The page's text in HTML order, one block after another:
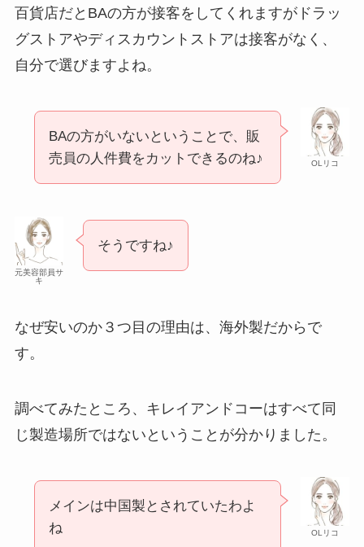
百貨店だとBAの方が接客をしてくれますがドラッ
グストアやディスカウントストアは接客がなく、
自分で選びますよね。
OLリコ
BAの方がいないということで、販
売員の人件費をカットできるのね♪
元美容部員サ
キ
そうですね♪
なぜ安いのか３つ目の理由は、海外製だからで
す。
調べてみたところ、キレイアンドコーはすべて同
じ製造場所ではないということが分かりました。
OLリコ
メインは中国製とされていたわよ
ね